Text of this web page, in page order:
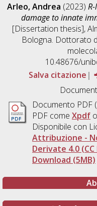
Arleo, Andrea (2023)
damage to innate
[Dissertation thesis],
Bologna. Dottorato
10.48676/
Salva citazione
Documento PDF
PDF come Xpdfo
Disponibile con
Attribuzione -
Derivate 4.0 (CC
Download (5MB)